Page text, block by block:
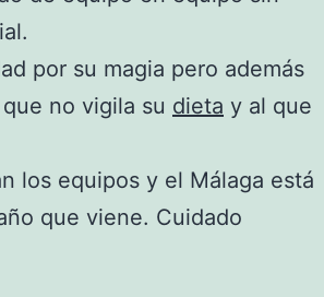
por su magia pero además
no vigila su dieta y al que
los equipos y el Málaga está
que viene. Cuidado